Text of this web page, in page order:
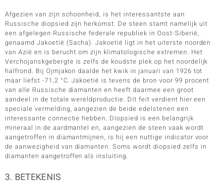
Afgezien van zijn schoonheid, is het interessantste aan
Russische diopsied zijn herkomst. De steen stamt namelijk uit
een afgelegen Russische federale republiek in Oost-Siberië,
genaamd Jakoetië (Sacha). Jakoetië ligt in het uiterste noorden
van Azië en is berucht om zijn klimatologische extremen. Het
Verchojanskgebergte is zelfs de koudste plek op het noordelijk
halfrond. Bij Ojmjakon daalde het kwik in januari van 1926 tot
maar liefst -71,2 °C. Jakoetië is tevens de bron voor 99 procent
van alle Russische diamanten en heeft daarmee een groot
aandeel in de totale wereldproductie. Dit feit verdient hier een
speciale vermelding, aangezien de beide edelstenen een
interessante connectie hebben. Diopsied is een belangrijk
mineraal in de aardmantel en, aangezien de steen vaak wordt
aangetroffen in diamantmijnen, is hij een nuttige indicator voor
de aanwezigheid van diamanten. Soms wordt diopsied zelfs in
diamanten aangetroffen als insluiting.
3. BETEKENIS